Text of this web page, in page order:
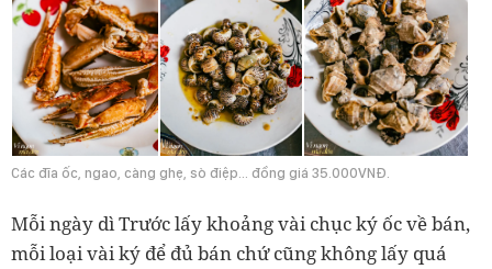
Các đĩa ốc, ngao, càng ghẹ, sò điệp... đồng giá 35.000VNĐ.
Mỗi ngày dì Trước lấy khoảng vài chục ký ốc về bán,
mỗi loại vài ký để đủ bán chứ cũng không lấy quá